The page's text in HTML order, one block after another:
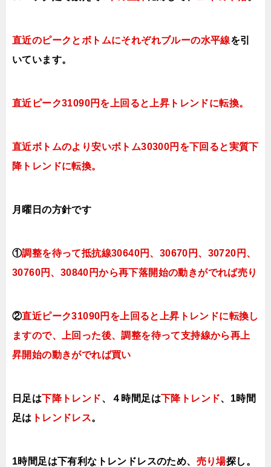
直近のピークとボトムにそれぞれブルーの水平線を引
いています。
直近ピーク31090円を上回ると上昇トレンドに転換。
直近ボトムのより安いボトム30300円を下回ると実質下
降トレンドに転換。
月曜日の方針です
①調整を待って抵抗線30640円、30670円、 30720円、
30760円、30840円から再下落開始の動きがでれば売り
②直近ピーク31090円を上回ると上昇トレンドに転換し
ますので、上回った後、調整を待って支持線から再上
昇開始の動きがでれば買い
日足は下降トレンド、４時間足は下降トレンド、1時間
足は トレンドレス。
1時間足は下有利なトレンドレスのため、 売り場探し。